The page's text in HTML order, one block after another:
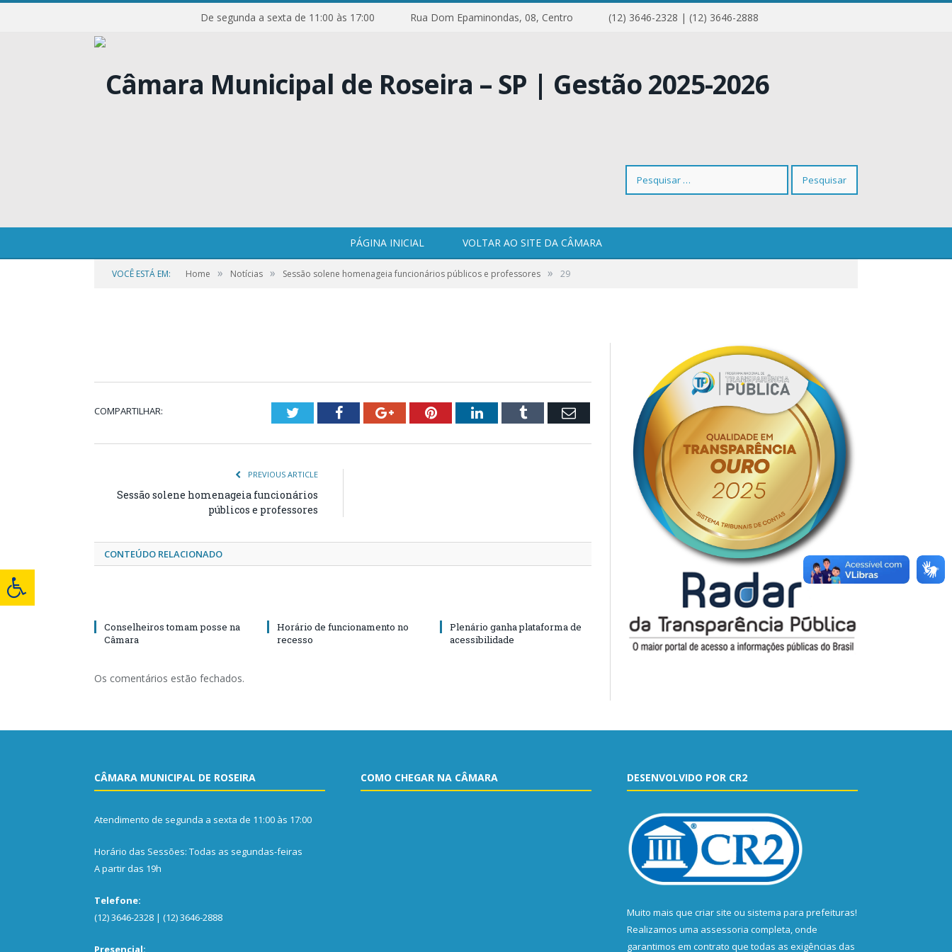
De segunda a sexta de 11:00 às 17:00 Rua Dom Epaminondas, 08, Centro (12) 3646-2328 | (12) 3646-2888
Pesquisar
PÁGINA INICIAL VOLTAR AO SITE DA CÂMARA
VOCÊ ESTÁ EM: Home » Notícias » Sessão solene homenageia funcionários públicos e professores » 29
COMPARTILHAR: TwitterFacebookGoogle+PinterestLinkedInTumblr Email
PREVIOUS ARTICLE
Sessão solene homenageia funcionários
públicos e professores
CONTEÚDO RELACIONADO
Conselheiros tomam posse na
Câmara
Horário de funcionamento no
recesso
Plenário ganha plataforma de
acessibilidade
Os comentários estão fechados.
CÂMARA MUNICIPAL DE ROSEIRA
Atendimento de segunda a sexta de 11:00 às 17:00
Horário das Sessões: Todas as segundas-feiras
A partir das 19h
Telefone:
(12) 3646-2328 | (12) 3646-2888
Presencial:
COMO CHEGAR NA CÂMARA DESENVOLVIDO POR CR2
Muito mais que criar site ou sistema para prefeituras!
Realizamos uma assessoria completa, onde
garantimos em contrato que todas as exigências das